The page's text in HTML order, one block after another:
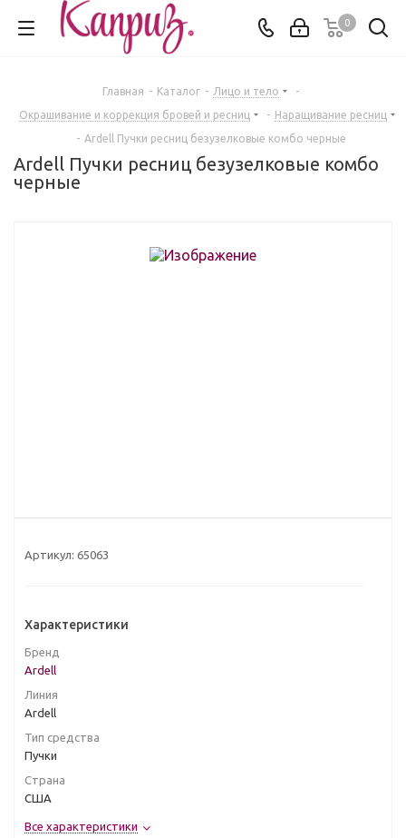
0
Главная - Каталог - Лицо и тело
-
Окрашивание и коррекция бровей и ресниц
- Наращивание ресниц
- Ardell Пучки ресниц безузелковые комбо черные
Ardell Пучки ресниц безузелковые комбо
черные
Артикул: 65063
Характеристики
Бренд
Ardell
Линия
Ardell
Тип средства
Пучки
Страна
США
Все характеристики